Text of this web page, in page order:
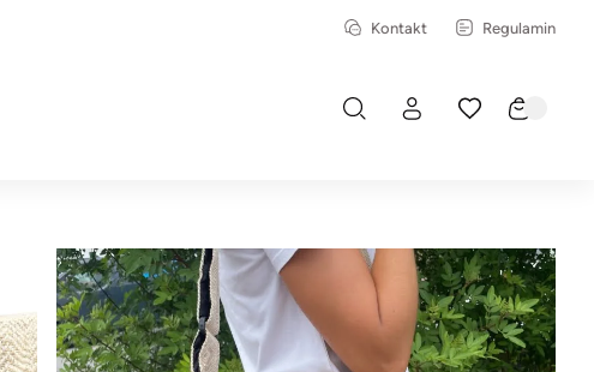
Kontakt Regulamin